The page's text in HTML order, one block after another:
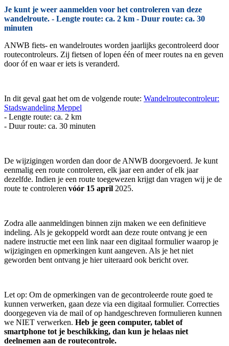
Je kunt je weer aanmelden voor het controleren van deze
wandelroute. - Lengte route: ca. 2 km - Duur route: ca. 30
minuten
ANWB fiets- en wandelroutes worden jaarlijks gecontroleerd door
routecontroleurs. Zij fietsen of lopen één of meer routes na en geven
door óf en waar er iets is veranderd.
In dit geval gaat het om de volgende route: Wandelroutecontroleur:
Stadswandeling Meppel
- Lengte route: ca. 2 km
- Duur route: ca. 30 minuten
De wijzigingen worden dan door de ANWB doorgevoerd. Je kunt
eenmalig een route controleren, elk jaar een ander of elk jaar
dezelfde. Indien je een route toegewezen krijgt dan vragen wij je de
route te controleren vóór 15 april 2025.
Zodra alle aanmeldingen binnen zijn maken we een definitieve
indeling. Als je gekoppeld wordt aan deze route ontvang je een
nadere instructie met een link naar een digitaal formulier waarop je
wijzigingen en opmerkingen kunt aangeven. Als je het niet
geworden bent ontvang je hier uiteraard ook bericht over.
Let op: Om de opmerkingen van de gecontroleerde route goed te
kunnen verwerken, gaan deze via een digitaal formulier. Correcties
doorgegeven via de mail of op handgeschreven formulieren kunnen
we NIET verwerken. Heb je geen computer, tablet of
smartphone tot je beschikking, dan kun je helaas niet
deelnemen aan de routecontrole.